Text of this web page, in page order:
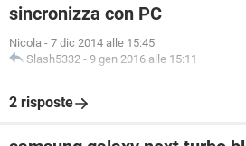
sincronizza con PC
Nicola - 7 dic 2014 alle 15:45
Slash5332 - 9 gen 2016 alle 15:11
2 risposte